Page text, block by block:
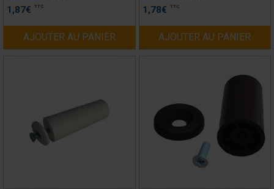
1,87€ TTC
AJOUTER AU PANIER
1,78€ TTC
AJOUTER AU PANIER